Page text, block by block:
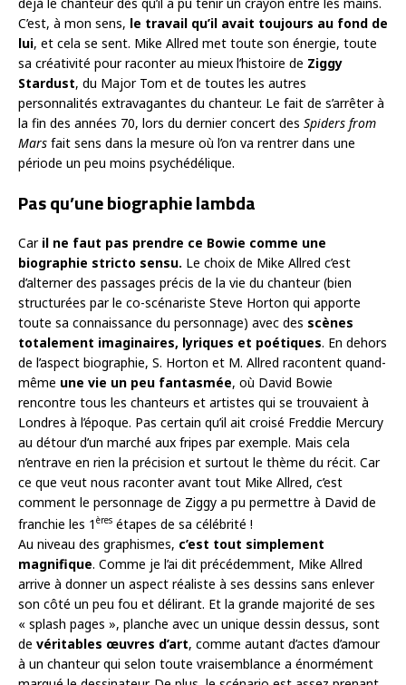
C’est, à mon sens, le travail qu’il avait toujours au fond de
lui, et cela se sent. Mike Allred met toute son énergie, toute
sa créativité pour raconter au mieux l’histoire de Ziggy
Stardust, du Major Tom et de toutes les autres
personnalités extravagantes du chanteur. Le fait de s’arrêter à
la fin des années 70, lors du dernier concert des Spiders from
Mars fait sens dans la mesure où l’on va rentrer dans une
période un peu moins psychédélique.
Pas qu’une biographie lambda
Car il ne faut pas prendre ce Bowie comme une
biographie stricto sensu. Le choix de Mike Allred c’est
d’alterner des passages précis de la vie du chanteur (bien
structurées par le co-scénariste Steve Horton qui apporte
toute sa connaissance du personnage) avec des scènes
totalement imaginaires, lyriques et poétiques. En dehors
de l’aspect biographie, S. Horton et M. Allred racontent quand-
même une vie un peu fantasmée, où David Bowie
rencontre tous les chanteurs et artistes qui se trouvaient à
Londres à l’époque. Pas certain qu’il ait croisé Freddie Mercury
au détour d’un marché aux fripes par exemple. Mais cela
n’entrave en rien la précision et surtout le thème du récit. Car
ce que veut nous raconter avant tout Mike Allred, c’est
comment le personnage de Ziggy a pu permettre à David de
franchie les 1 ères étapes de sa célébrité !
Au niveau des graphismes, c’est tout simplement
magnifique. Comme je l’ai dit précédemment, Mike Allred
arrive à donner un aspect réaliste à ses dessins sans enlever
son côté un peu fou et délirant. Et la grande majorité de ses
« splash pages », planche avec un unique dessin dessus, sont
de véritables œuvres d’art, comme autant d’actes d’amour
à un chanteur qui selon toute vraisemblance a énormément